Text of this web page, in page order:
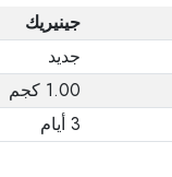
جينيريك
جديد
1.00 كجم
3 أيام